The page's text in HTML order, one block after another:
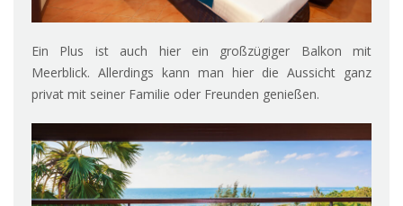
Ein Plus ist auch hier ein großzügiger Balkon mit
Meerblick. Allerdings kann man hier die Aussicht ganz
privat mit seiner Familie oder Freunden genießen.